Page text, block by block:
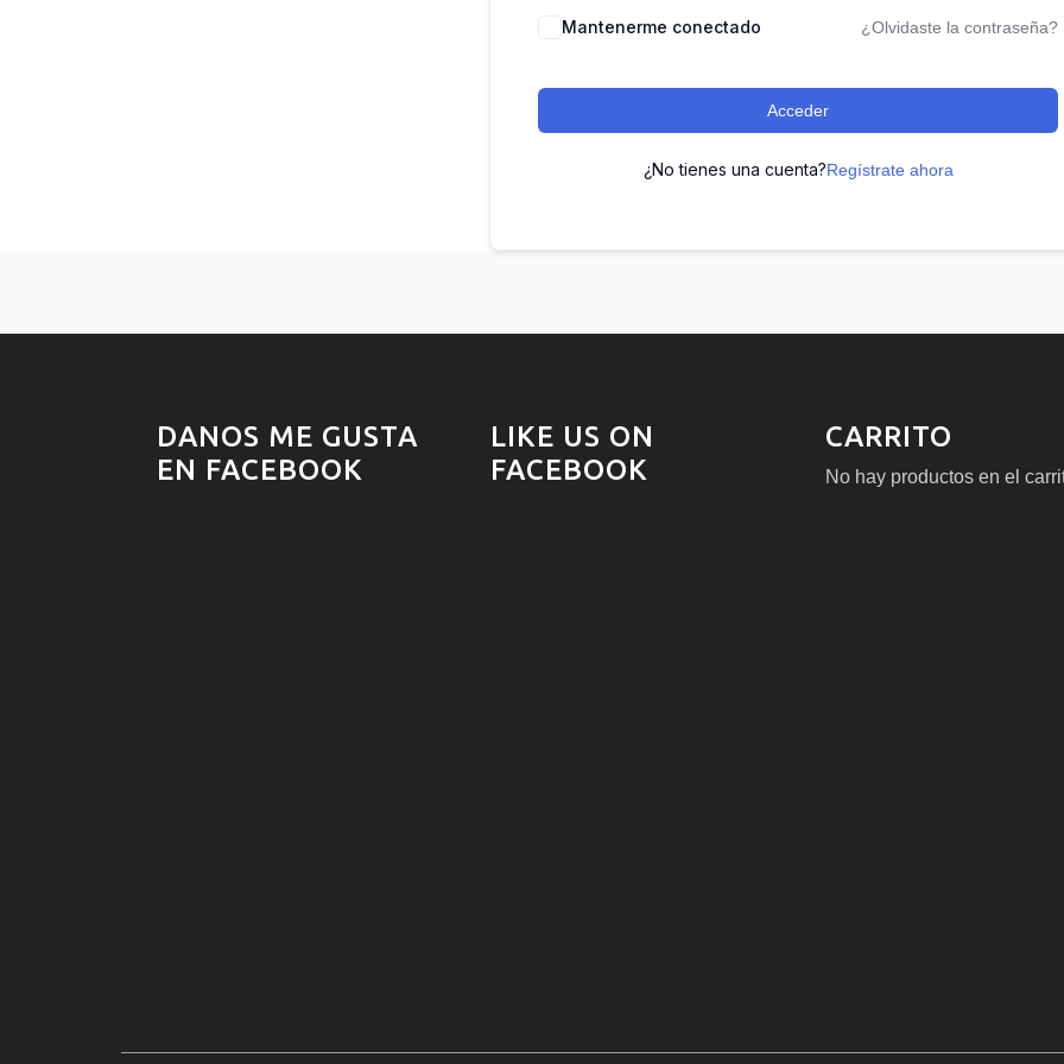
Mantenerme conectado ¿Olvidaste la contraseña?
Acceder
¿No tienes una cuenta?Regístrate ahora
DANOS ME GUSTA
EN FACEBOOK
LIKE US ON
FACEBOOK
CARRITO
No hay productos en el